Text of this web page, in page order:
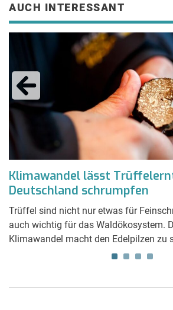
AUCH INTERESSANT
Klimawandel lässt
Deutschland schrumpfen
Trüffel sind nicht nur etwas für
auch wichtig für das Waldökosystem.
Klimawandel macht den Edelpilzen zu